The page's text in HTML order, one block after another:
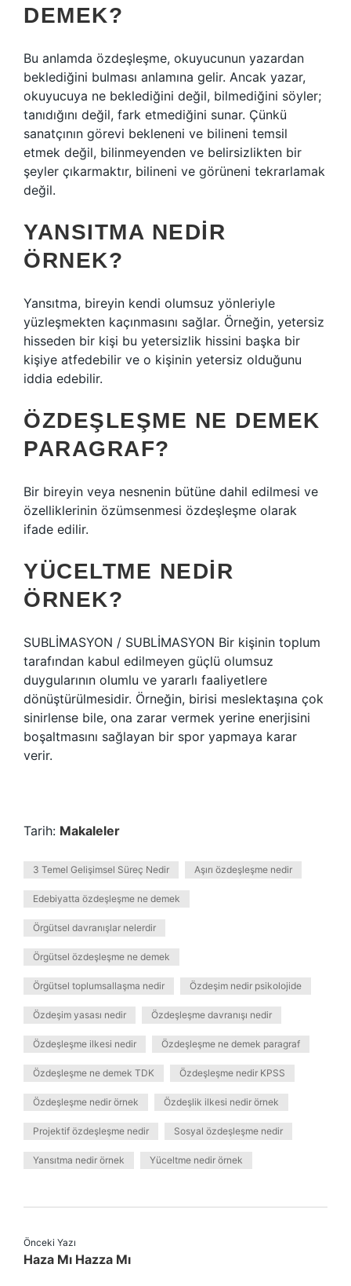
DEMEK?
Bu anlamda özdeşleşme, okuyucunun yazardan
beklediğini bulması anlamına gelir. Ancak yazar,
okuyucuya ne beklediğini değil, bilmediğini söyler;
tanıdığını değil, fark etmediğini sunar. Çünkü
sanatçının görevi bekleneni ve bilineni temsil
etmek değil, bilinmeyenden ve belirsizlikten bir
şeyler çıkarmaktır, bilineni ve görüneni tekrarlamak
değil.
YANSITMA NEDIR
ÖRNEK?
Yansıtma, bireyin kendi olumsuz yönleriyle
yüzleşmekten kaçınmasını sağlar. Örneğin, yetersiz
hisseden bir kişi bu yetersizlik hissini başka bir
kişiye atfedebilir ve o kişinin yetersiz olduğunu
iddia edebilir.
ÖZDEŞLEŞME NE DEMEK
PARAGRAF?
Bir bireyin veya nesnenin bütüne dahil edilmesi ve
özelliklerinin özümsenmesi özdeşleşme olarak
ifade edilir.
YÜCELTME NEDIR
ÖRNEK?
SUBLİMASYON / SUBLİMASYON Bir kişinin toplum
tarafından kabul edilmeyen güçlü olumsuz
duygularının olumlu ve yararlı faaliyetlere
dönüştürülmesidir. Örneğin, birisi meslektaşına çok
sinirlense bile, ona zarar vermek yerine enerjisini
boşaltmasını sağlayan bir spor yapmaya karar
verir.
Tarih: Makaleler
3 Temel Gelişimsel Süreç Nedir Aşırı özdeşleşme nedir
Edebiyatta özdeşleşme ne demek
Örgütsel davranışlar nelerdir
Örgütsel özdeşleşme ne demek
Örgütsel toplumsallaşma nedir Özdeşim nedir psikolojide
Özdeşim yasası nedir Özdeşleşme davranışı nedir
Özdeşleşme ilkesi nedir Özdeşleşme ne demek paragraf
Özdeşleşme ne demek TDK Özdeşleşme nedir KPSS
Özdeşleşme nedir örnek Özdeşlik ilkesi nedir örnek
Projektif özdeşleşme nedir Sosyal özdeşleşme nedir
Yansıtma nedir örnek Yüceltme nedir örnek
Önceki Yazı
Haza Mı Hazza Mı